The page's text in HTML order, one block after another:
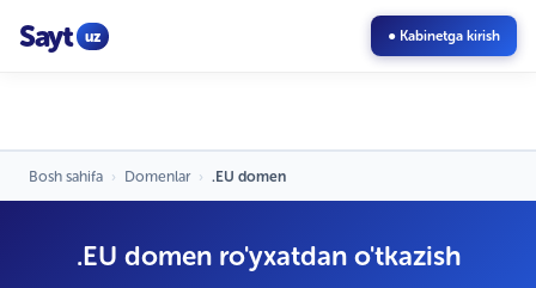
Sayt uz ● Kabinetga kirish
Bosh sahifa › Domenlar › .EU domen
.EU domen ro'yxatdan o'tkazish